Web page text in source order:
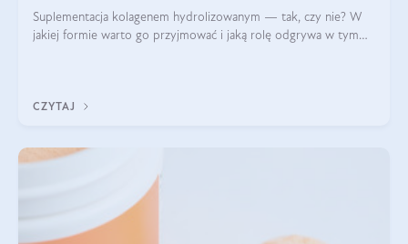
Suplementacja kolagenem hydrolizowanym — tak, czy nie? W
jakiej formie warto go przyjmować i jaką rolę odgrywa w tym
CZYTAJ